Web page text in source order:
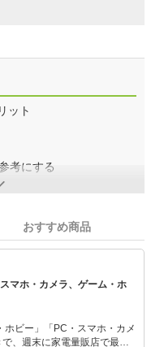
ット
考にする
おすすめ商品
マホ・カメラ、ゲーム・ホ
ホビー」「PC・スマホ・カメ
、週末に家電量販店で最新